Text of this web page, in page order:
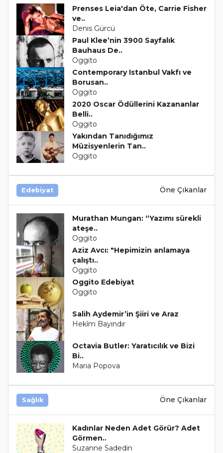
Prenses Leia'dan Öte, Carrie Fisher
ve..
Denis Gürcü
Paul Klee’nin 3900 Sayfalık
Bauhaus De..
Oggito
Contemporary Istanbul Vakfı ve
Borusan..
Oggito
2020 Oscar Ödüllerini Kazananlar
Belli..
Oggito
Yakından Tanıdığımız
Müzisyenlerin Tan..
Oggito
Edebiyat Öne Çıkanlar
Murathan Mungan: “Yazımı sürekli
ateşe..
Oggito
Aziz Avcı: "Hepimizin anlamaya
çalıştı..
Oggito
Oggito Edebiyat
Oggito
Salih Aydemir’in Şiiri ve Araz
Hekîm Bayındır
Octavia Butler: Yaratıcılık ve Bizi
Bi..
Maria Popova
Sağlık Öne Çıkanlar
Kadınlar Neden Adet Görür? Adet
Görmen..
Suzanne Sadedin